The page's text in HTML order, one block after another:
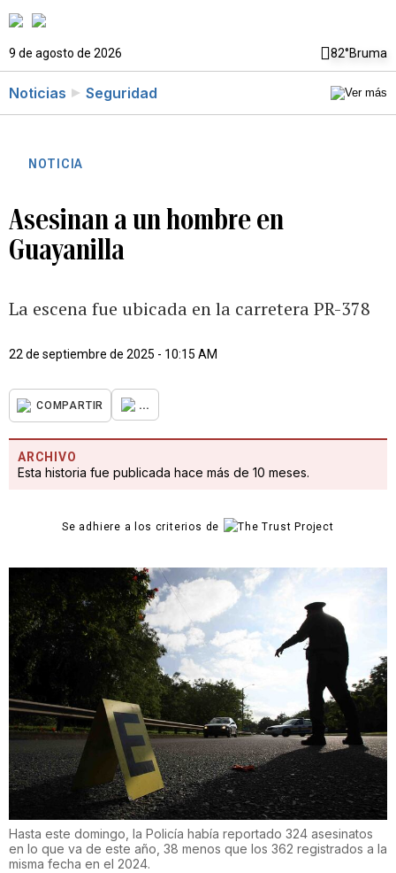
9 de agosto de 2026 82°Bruma
Noticias Seguridad
NOTICIA
Asesinan a un hombre en
Guayanilla
La escena fue ubicada en la carretera PR-378
22 de septiembre de 2025 - 10:15 AM
COMPARTIR ...
ARCHIVO
Esta historia fue publicada hace más de 10 meses.
Se adhiere a los criterios de
Hasta este domingo, la Policía había reportado 324 asesinatos
en lo que va de este año, 38 menos que los 362 registrados a la
misma fecha en el 2024.